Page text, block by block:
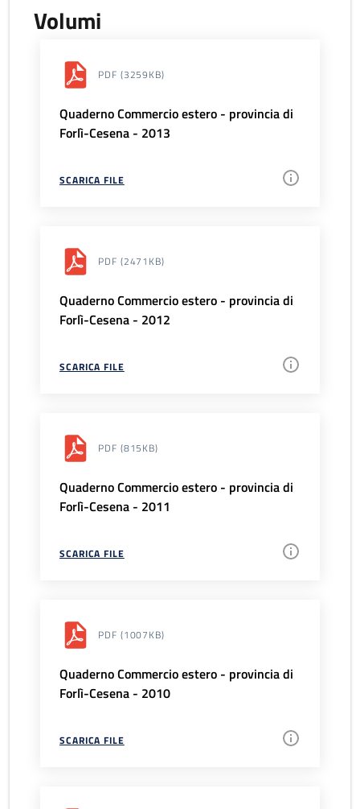
Volumi
PDF (3259KB)
Quaderno Commercio estero - provincia di
Forlì-Cesena - 2013
SCARICA FILE
PDF (2471KB)
Quaderno Commercio estero - provincia di
Forlì-Cesena - 2012
SCARICA FILE
PDF (815KB)
Quaderno Commercio estero - provincia di
Forlì-Cesena - 2011
SCARICA FILE
PDF (1007KB)
Quaderno Commercio estero - provincia di
Forlì-Cesena - 2010
SCARICA FILE